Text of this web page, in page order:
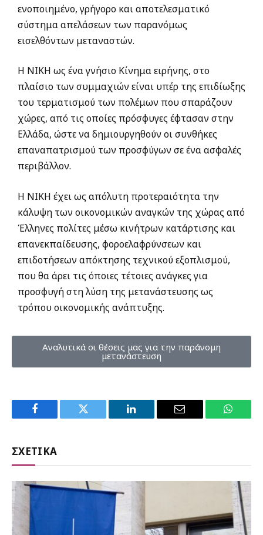
ενοποιημένο, γρήγορο και αποτελεσματικό
σύστημα απελάσεων των παρανόμως
εισελθόντων μεταναστών.
Η ΝΙΚΗ ως ένα γνήσιο Κίνημα ειρήνης, στο
πλαίσιο των συμμαχιών είναι υπέρ της επιδίωξης
του τερματισμού των πολέμων που σπαράζουν
χώρες, από τις οποίες πρόσφυγες έφτασαν στην
Ελλάδα, ώστε να δημιουργηθούν οι συνθήκες
επαναπατρισμού των προσφύγων σε ένα ασφαλές
περιβάλλον.
Η ΝΙΚΗ έχει ως απόλυτη προτεραιότητα την
κάλυψη των οικονομικών αναγκών της χώρας από
Έλληνες πολίτες μέσω κινήτρων κατάρτισης και
επανεκπαίδευσης, φοροελαφρύνσεων και
επιδοτήσεων απόκτησης τεχνικού εξοπλισμού,
που θα άρει τις όποιες τέτοιες ανάγκες για
προσφυγή στη λύση της μετανάστευσης ως
τρόπου οικονομικής ανάπτυξης.
Αναλυτικά οι θέσεις μας για την παράνομη
μετανάστευση
Facebook Twitter LinkedIn Email
ΣΧΕΤΙΚΑ